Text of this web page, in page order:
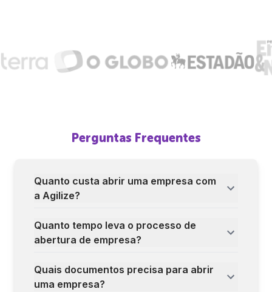
Perguntas Frequentes
Quanto custa abrir uma empresa com
a Agilize?
Quanto tempo leva o processo de
abertura de empresa?
Quais documentos precisa para abrir
uma empresa?